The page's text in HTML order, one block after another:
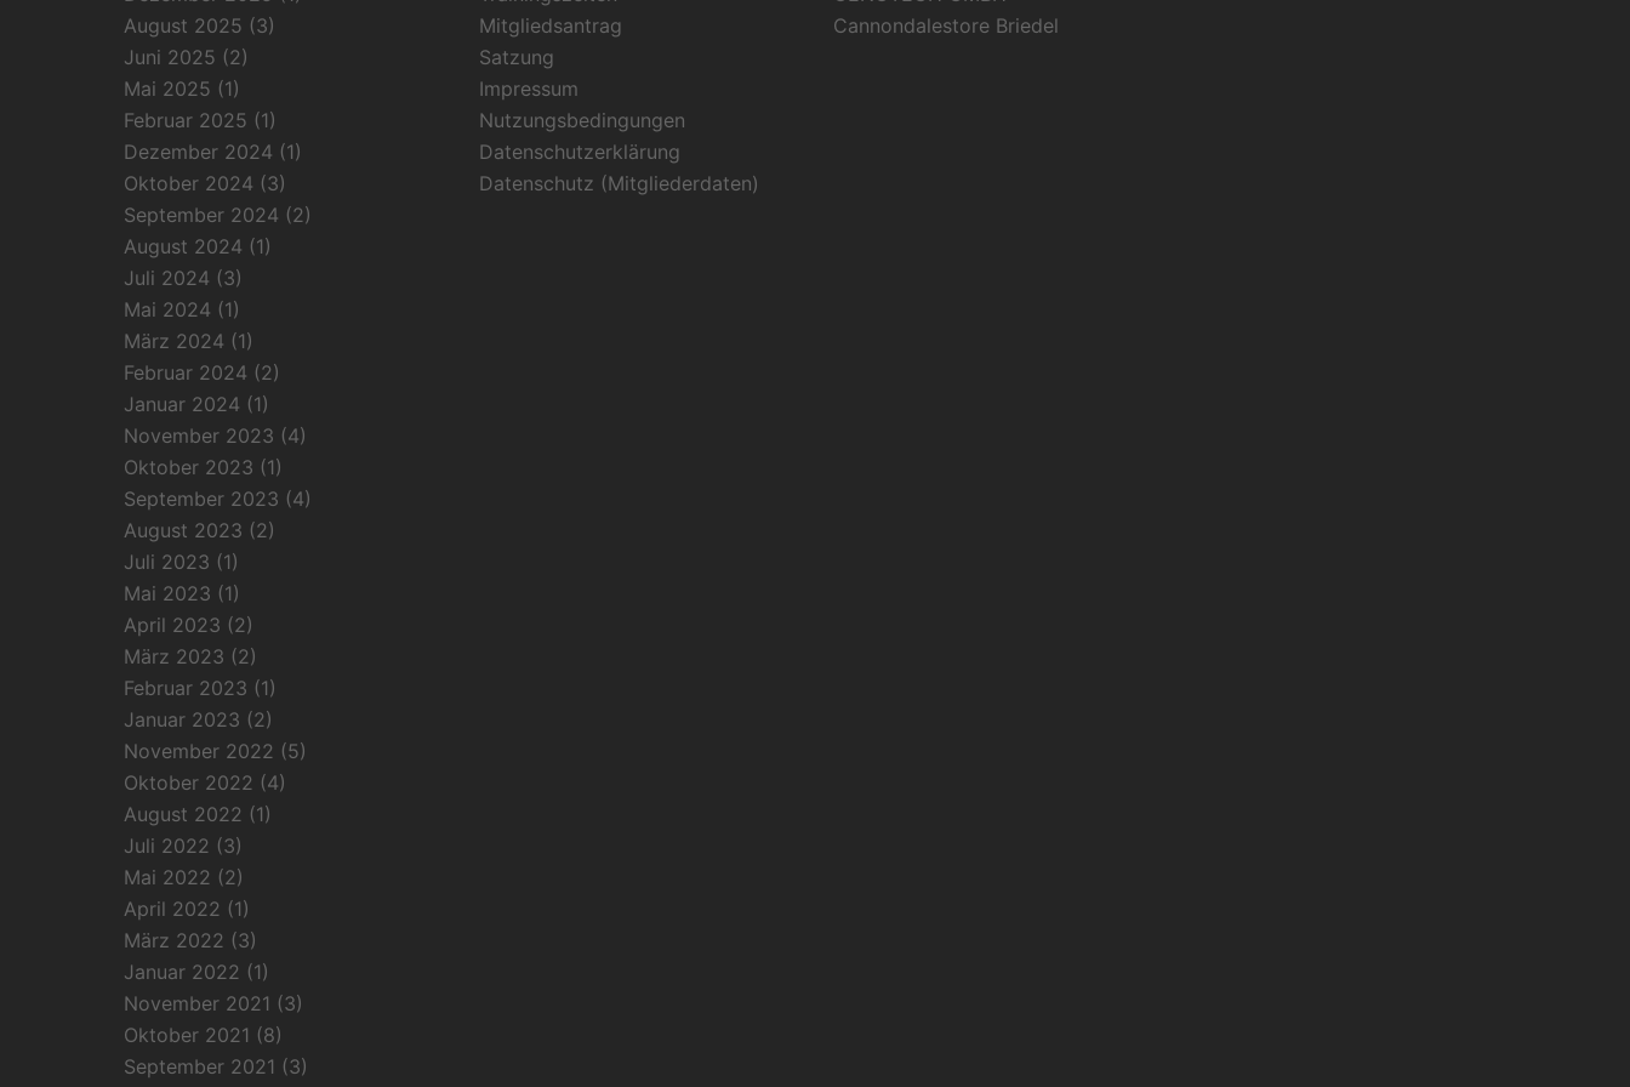
August 2025 (3)
Juni 2025 (2)
Mai 2025 (1)
Februar 2025 (1)
Dezember 2024 (1)
Oktober 2024 (3)
September 2024 (2)
August 2024 (1)
Juli 2024 (3)
Mai 2024 (1)
März 2024 (1)
Februar 2024 (2)
Januar 2024 (1)
November 2023 (4)
Oktober 2023 (1)
September 2023 (4)
August 2023 (2)
Juli 2023 (1)
Mai 2023 (1)
April 2023 (2)
März 2023 (2)
Februar 2023 (1)
Januar 2023 (2)
November 2022 (5)
Oktober 2022 (4)
August 2022 (1)
Juli 2022 (3)
Mai 2022 (2)
April 2022 (1)
März 2022 (3)
Januar 2022 (1)
November 2021 (3)
Oktober 2021 (8)
September 2021 (3)
Mitgliedsantrag
Satzung
Impressum
Nutzungsbedingungen
Datenschutzerklärung
Datenschutz (Mitgliederdaten)
Cannondalestore Briedel